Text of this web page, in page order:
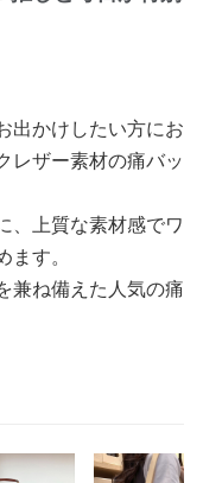
出かけしたい方にお
レザー素材の痛バッ
、上質な素材感でワ
す。
兼ね備えた人気の痛